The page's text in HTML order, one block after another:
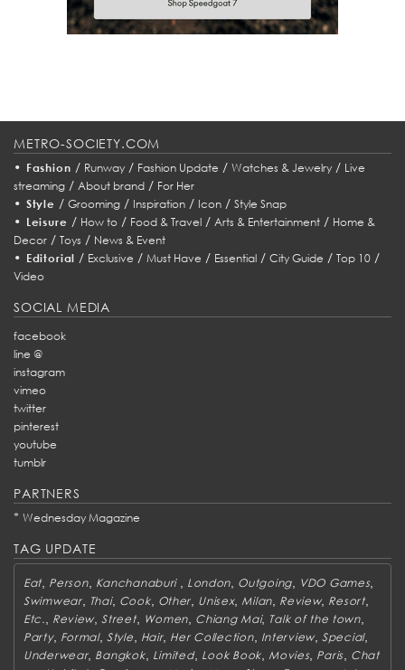
METRO-SOCIETY.COM
• Fashion / Runway/ Fashion Update / Watches & Jewelry/ Live
streaming / About brand / For Her
• Style / Grooming/ Inspiration/ Icon/ Style Snap
• Leisure / How to/ Food & Travel/ Arts & Entertainment/ Home &
Decor / Toys / News & Event
• Editorial / Exclusive /Must Have / Essential /City Guide /Top 10 /
Video
SOCIAL MEDIA
facebook
line @
instagram
vimeo
twitter
pinterest
youtube
tumblr
PARTNERS
* Wednesday Magazine
TAG UPDATE
Eat Person, Kanchanaburi London Outgoing, VDO Games,
Swimwear, Thai, Cook, Other Unisex, Milan Review, Resort,
Etc. Review,Street, Women Chiang Mai, Talk of the town,
Party, Formal, Style Hair, Her Collection, Interview,Special,
Underwear, Bangkok, Limited, Look Book Movies, Paris Chat